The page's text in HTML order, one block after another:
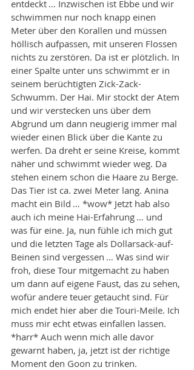
entdeckt … Inzwischen ist Ebbe und wir
schwimmen nur noch knapp einen
Meter über den Korallen und müssen
höllisch aufpassen, mit unseren Flossen
nichts zu zerstören. Da ist er plötzlich. In
einer Spalte unter uns schwimmt er in
seinem berüchtigten Zick-Zack-
Schwumm. Der Hai. Mir stockt der Atem
und wir verstecken uns über dem
Abgrund um dann neugierig immer mal
wieder einen Blick über die Kante zu
werfen. Da dreht er seine Kreise, kommt
näher und schwimmt wieder weg. Da
stehen einem schon die Haare zu Berge.
Das Tier ist ca. zwei Meter lang. Anina
macht ein Bild … *wow* Jetzt hab also
auch ich meine Hai-Erfahrung … und
was für eine. Ja, nun fühle ich mich gut
und die letzten Tage als Dollarsack-auf-
Beinen sind vergessen … Was sind wir
froh, diese Tour mitgemacht zu haben
um dann auf eigene Faust, das zu sehen,
wofür andere teuer getaucht sind. Für
mich endet hier aber die Touri-Meile. Ich
muss mir echt etwas einfallen lassen.
*harr* Auch wenn mich alle davor
gewarnt haben, ja, jetzt ist der richtige
Moment den Goon zu trinken.